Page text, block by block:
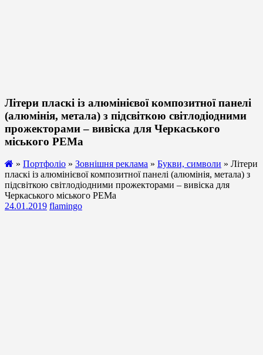
Літери пласкі із алюмінієвої композитної панелі
(алюмінія, метала) з підсвіткою світлодіодними
прожекторами – вивіска для Черкаського
міського РЕМа
» Портфоліо » Зовнішня реклама » Букви, символи » Літери
пласкі із алюмінієвої композитної панелі (алюмінія, метала) з
підсвіткою світлодіодними прожекторами – вивіска для
Черкаського міського РЕМа
24.01.2019 flamingo